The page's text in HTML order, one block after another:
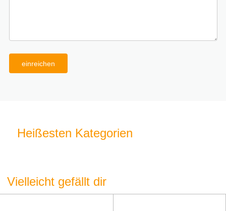
einreichen
Heißesten Kategorien
Vielleicht gefällt dir